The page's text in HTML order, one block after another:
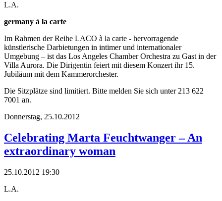
L.A.
germany à la carte
Im Rahmen der Reihe LACO à la carte - hervorragende
künstlerische Darbietungen in intimer und internationaler
Umgebung – ist das Los Angeles Chamber Orchestra zu Gast in der
Villa Aurora. Die Dirigentin feiert mit diesem Konzert ihr 15.
Jubiläum mit dem Kammerorchester.
Die Sitzplätze sind limitiert. Bitte melden Sie sich unter 213 622
7001 an.
Donnerstag, 25.10.2012
Celebrating Marta Feuchtwanger – An
extraordinary woman
25.10.2012 19:30
L.A.